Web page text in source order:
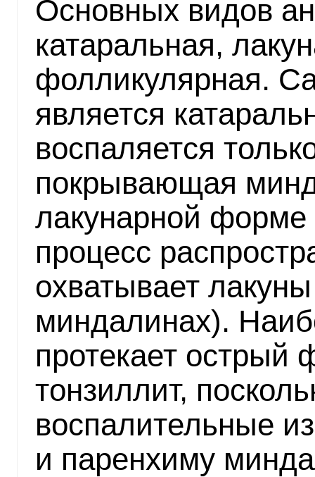
Основных видов
катаральная,
фолликулярная.
является
воспаляется
покрывающая
лакунарной
процесс
охватывает
миндалинах).
протекает острый
тонзиллит,
воспалительные
и паренхиму